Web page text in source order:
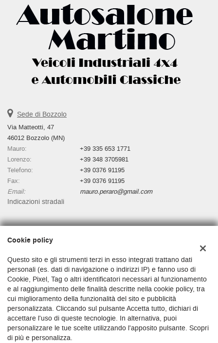
Sede di Bozzolo
Via Matteotti, 47
46012 Bozzolo (MN)
Mauro:
+39 335 653 1771
Lorenzo:
+39 348 3705981
Telefono:
+39 0376 91195
Fax:
+39 0376 91195
Email:
mauro.peraro@gmail.com
Indicazioni stradali
Dati fiscali:
Via Matteotti, 47, Bozzolo (MN)
C.F/P.IVA: 01481530200
Registro delle imprese:MN
Cookie policy
Questo sito e gli strumenti terzi in esso integrati trattano dati
personali (es. dati di navigazione o indirizzi IP) e fanno uso di
Cookie, Pixel, Tag o altri identificatori necessari al funzionamento
e al raggiungimento delle finalità descritte nella cookie policy, tra
cui miglioramento della funzionalità del sito e pubblicità
personalizzata. Cliccando sul pulsante Accetta tutto, dichiari di
accettare l'uso di queste tecnologie. In alternativa, puoi
personalizzare le tue scelte utilizzando l'apposito pulsante. Scopri
di più e personalizza.